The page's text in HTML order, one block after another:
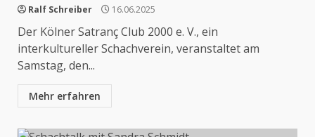
Ralf Schreiber 16.06.2025
Der Kölner Satranç Club 2000 e. V., ein
interkultureller Schachverein, veranstaltet am
Samstag, den...
Mehr erfahren